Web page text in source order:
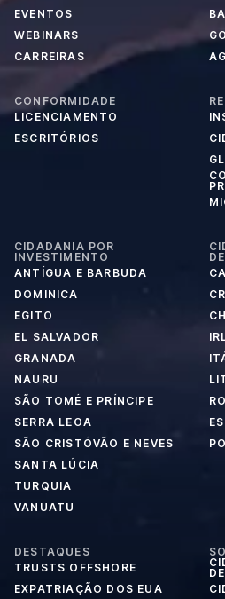
EVENTOS
WEBINARS
CARREIRAS
CONFORMIDADE
LICENCIAMENTO
ESCRITÓRIOS
CIDADANIA POR
INVESTIMENTO
ANTÍGUA E BARBUDA
DOMINICA
EGITO
EL SALVADOR
GRANADA
NAURU
SÃO TOMÉ E PRÍNCIPE
SERRA LEOA
SÃO CRISTÓVÃO E NEVES
SANTA LÚCIA
TURQUIA
VANUATU
DESTAQUES
TRUSTS OFFSHORE
EXPATRIAÇÃO DOS EUA